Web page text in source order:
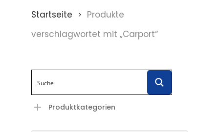
Startseite
Produkte
verschlagwortet mit „Carport“
Produktkategorien